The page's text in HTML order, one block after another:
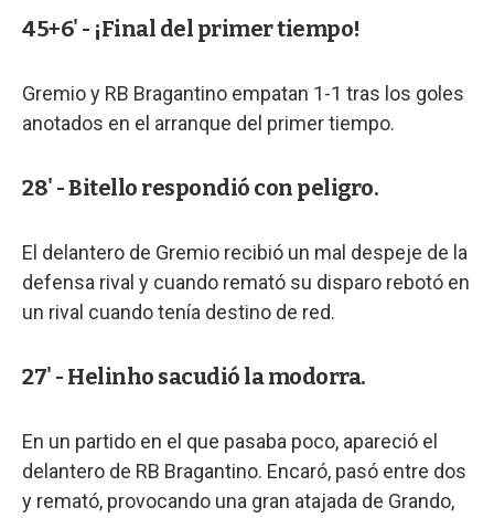
45+6' - ¡Final del primer tiempo!
Gremio y RB Bragantino empatan 1-1 tras los goles
anotados en el arranque del primer tiempo.
28' - Bitello respondió con peligro.
El delantero de Gremio recibió un mal despeje de la
defensa rival y cuando remató su disparo rebotó en
un rival cuando tenía destino de red.
27' - Helinho sacudió la modorra.
En un partido en el que pasaba poco, apareció el
delantero de RB Bragantino. Encaró, pasó entre dos
y remató, provocando una gran atajada de Grando,